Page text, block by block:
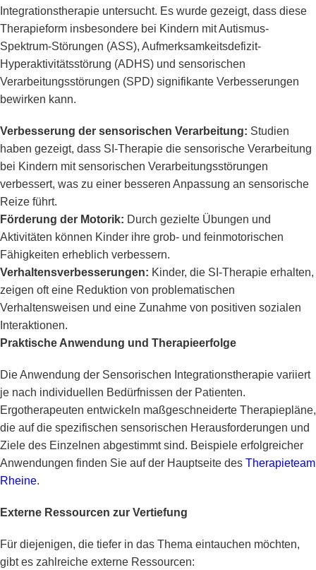
Integrationstherapie untersucht. Es wurde gezeigt, dass diese
Therapieform insbesondere bei Kindern mit Autismus-
Spektrum-Störungen (ASS), Aufmerksamkeitsdefizit-
Hyperaktivitätsstörung (ADHS) und sensorischen
Verarbeitungsstörungen (SPD) signifikante Verbesserungen
bewirken kann.
Verbesserung der sensorischen Verarbeitung: Studien
haben gezeigt, dass SI-Therapie die sensorische Verarbeitung
bei Kindern mit sensorischen Verarbeitungsstörungen
verbessert, was zu einer besseren Anpassung an sensorische
Reize führt.
Förderung der Motorik: Durch gezielte Übungen und
Aktivitäten können Kinder ihre grob- und feinmotorischen
Fähigkeiten erheblich verbessern.
Verhaltensverbesserungen: Kinder, die SI-Therapie erhalten,
zeigen oft eine Reduktion von problematischen
Verhaltensweisen und eine Zunahme von positiven sozialen
Interaktionen.
Praktische Anwendung und Therapieerfolge
Die Anwendung der Sensorischen Integrationstherapie variiert
je nach individuellen Bedürfnissen der Patienten.
Ergotherapeuten entwickeln maßgeschneiderte Therapiepläne,
die auf die spezifischen sensorischen Herausforderungen und
Ziele des Einzelnen abgestimmt sind. Beispiele erfolgreicher
Anwendungen finden Sie auf der Hauptseite des Therapieteam
Rheine.
Externe Ressourcen zur Vertiefung
Für diejenigen, die tiefer in das Thema eintauchen möchten,
gibt es zahlreiche externe Ressourcen: